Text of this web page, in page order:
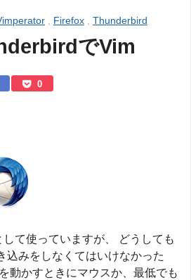
Firefox Thunderbird
でVim
0
て使っていますが、 どうしても
込みをしなくてはいけなかった
動かすときにマウスか、最低でも